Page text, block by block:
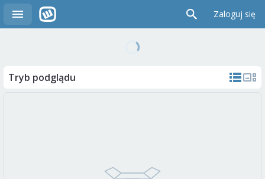
Zaloguj się
Tryb podglądu